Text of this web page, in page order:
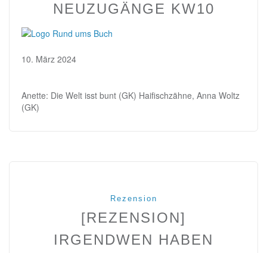
NEUZUGÄNGE KW10
10. März 2024
Anette: Die Welt isst bunt (GK) Haifischzähne, Anna Woltz
(GK)
Rezension
[REZENSION]
IRGENDWEN HABEN